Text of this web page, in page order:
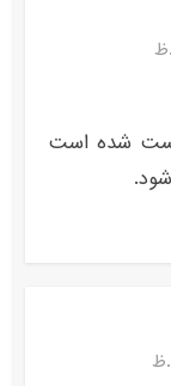
تست شده است